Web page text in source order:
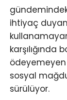
ihtiyaç
karşılığında
sosyal
sürülüyor.